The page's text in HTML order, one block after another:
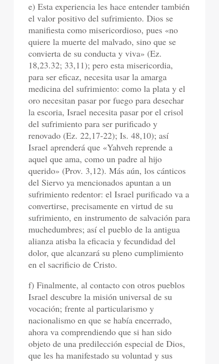
e) Esta experiencia les hace entender también
el valor positivo del sufrimiento. Dios se
manifiesta como misericordioso, pues «no
quiere la muerte del malvado, sino que se
convierta de su conducta y viva» (Ez.
18,23.32; 33,11); pero esta misericordia,
para ser eficaz, necesita usar la amarga
medicina del sufrimiento: como la plata y el
oro necesitan pasar por fuego para desechar
la escoria, Israel necesita pasar por el crisol
del sufrimiento para ser purificado y
renovado (Ez. 22,17-22); Is. 48,10); así
Israel aprenderá que «Yahveh reprende a
aquel que ama, como un padre al hijo
querido» (Prov. 3,12). Más aún, los cánticos
del Siervo ya mencionados apuntan a un
sufrimiento redentor: el Israel purificado va a
convertirse, precisamente en virtud de su
sufrimiento, en instrumento de salvación para
muchedumbres; así el pueblo de la antigua
alianza atisba la eficacia y fecundidad del
dolor, que alcanzará su pleno cumplimiento
en el sacrificio de Cristo.
f) Finalmente, al contacto con otros pueblos
Israel descubre la misión universal de su
vocación; frente al particularismo y
nacionalismo en que se había encerrado,
ahora va comprendiendo que si han sido
objeto de una predilección especial de Dios,
que les ha manifestado su voluntad y sus